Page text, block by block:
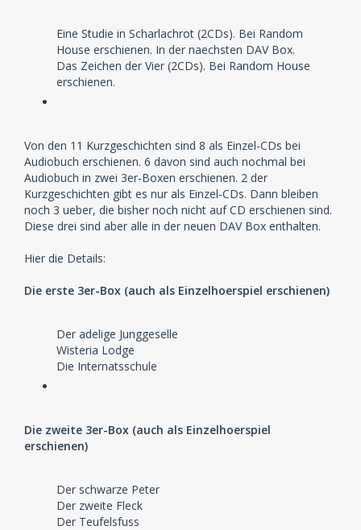
(halte ich für weniger wahrscheinlich) oder drei Boxen
(zweimal 3 CDs und einmal 4 CDs) daraus machen.
Die anderen Sachen, die ich vorher aufgelistet habe,
bieten auch noch Spielzeit für 2 oder 3 Boxen.
Eine Studie in Scharlachrot (2CDs). Bei Random
House erschienen. In der naechsten DAV Box.
Das Zeichen der Vier (2CDs). Bei Random House
erschienen.
Von den 11 Kurzgeschichten sind 8 als Einzel-CDs bei
Audiobuch erschienen. 6 davon sind auch nochmal bei
Audiobuch in zwei 3er-Boxen erschienen. 2 der
Kurzgeschichten gibt es nur als Einzel-CDs. Dann bleiben
noch 3 ueber, die bisher noch nicht auf CD erschienen sind.
Diese drei sind aber alle in der neuen DAV Box enthalten.
Hier die Details:
Die erste 3er-Box (auch als Einzelhoerspiel erschienen)
Der adelige Junggeselle
Wisteria Lodge
Die Internatsschule
Die zweite 3er-Box (auch als Einzelhoerspiel
erschienen)
Der schwarze Peter
Der zweite Fleck
Der Teufelsfuss